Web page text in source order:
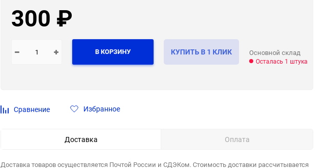
300 ₽
В КОРЗИНУ КУПИТЬ В 1 КЛИК Основной склад
Осталась 1 штука
Сравнение Избранное
Доставка Оплата
Доставка товаров осуществляется Почтой России и СДЭКом. Стоимость доставки рассчитывается